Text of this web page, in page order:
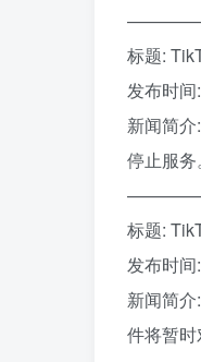
标题:
发布时
新闻简
停止服务
标题:
发布时
新闻简
件将暂时